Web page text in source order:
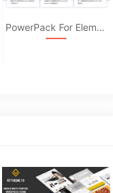
Modis 美容美发沙龙主题汉化版